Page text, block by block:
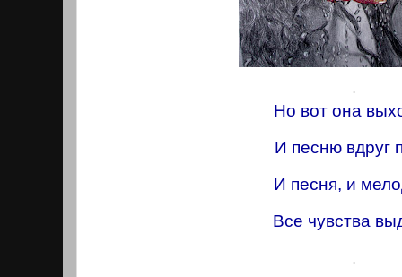
.
Но вот она
И песню вдруг
И песня, и
Все чувства
.